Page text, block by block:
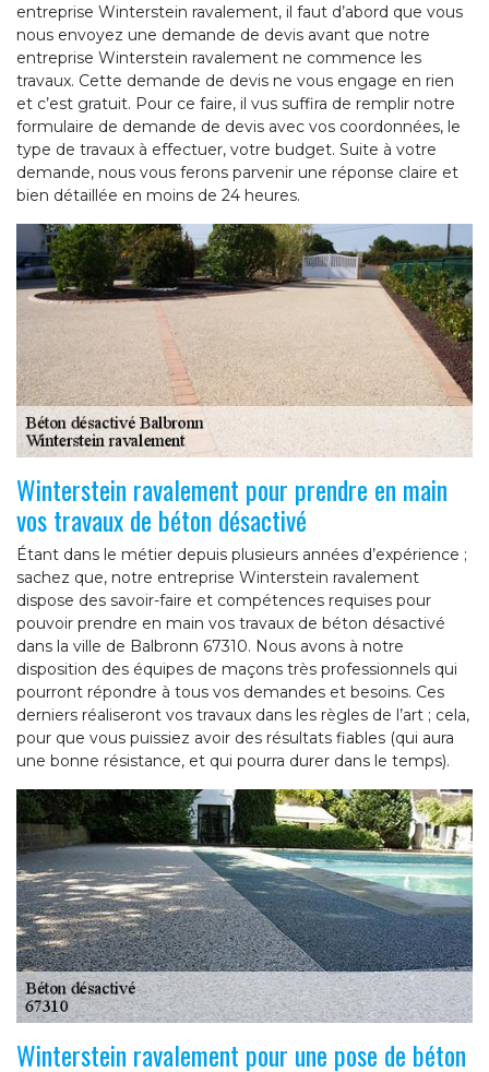
entreprise Winterstein ravalement, il faut d’abord que vous
nous envoyez une demande de devis avant que notre
entreprise Winterstein ravalement ne commence les
travaux. Cette demande de devis ne vous engage en rien
et c’est gratuit. Pour ce faire, il vus suffira de remplir notre
formulaire de demande de devis avec vos coordonnées, le
type de travaux à effectuer, votre budget. Suite à votre
demande, nous vous ferons parvenir une réponse claire et
bien détaillée en moins de 24 heures.
Winterstein ravalement pour prendre en main
vos travaux de béton désactivé
Étant dans le métier depuis plusieurs années d’expérience ;
sachez que, notre entreprise Winterstein ravalement
dispose des savoir-faire et compétences requises pour
pouvoir prendre en main vos travaux de béton désactivé
dans la ville de Balbronn 67310. Nous avons à notre
disposition des équipes de maçons très professionnels qui
pourront répondre à tous vos demandes et besoins. Ces
derniers réaliseront vos travaux dans les règles de l’art ; cela,
pour que vous puissiez avoir des résultats fiables (qui aura
une bonne résistance, et qui pourra durer dans le temps).
Winterstein ravalement pour une pose de béton